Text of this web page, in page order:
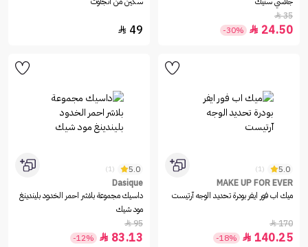
35

24.50

-30%
49

5.0
(1)
MAKE UP FOR EVER
ميك اب فور ايفر بودرة تحديد الوجه آرتيست
170

140.25

-18%
5.0
(1)
Dasique
داسيك مجموعة بلاشر احمر الخدود بليندينغ
مود شيك
95

83.13

-12%